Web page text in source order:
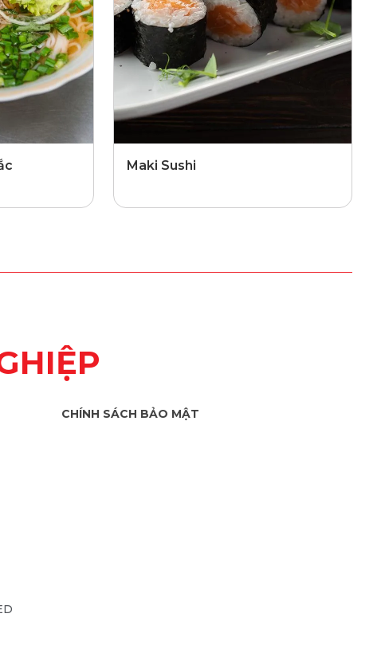
Maki Sushi
CHÍNH SÁCH BẢO MẬT